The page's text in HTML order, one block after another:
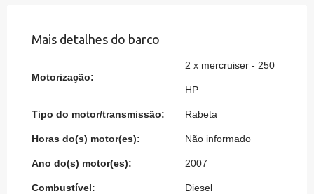
Mais detalhes do barco
Motorização:
2 x mercruiser - 250
HP
Tipo do motor/transmissão: Rabeta
Horas do(s) motor(es): Não informado
Ano do(s) motor(es): 2007
Combustível: Diesel